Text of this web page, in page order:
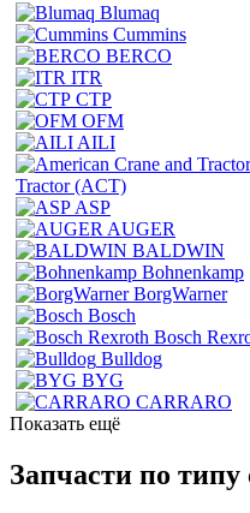
Blumaq
Cummins
BERCO
ITR
CTP
OFM
AILI
Tractor (ACT)
ASP
AUGER
BALDWIN
Bohnenkamp
BorgWarner
Bosch
Bosch
Bulldog
BYG
CARRARO
Показать ещё
Запчасти по